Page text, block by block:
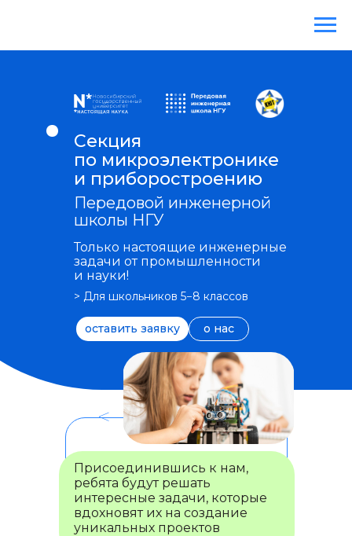
оставить заявку о нас
> Для школьников 5−8 классов
Передовой инженерной
школы НГУ
Секция
по микроэлектронике
и приборостроению
Только настоящие инженерные
задачи от промышленности
и науки!
Присоединившись к нам,
ребята будут решать
интересные задачи, которые
вдохновят их на создание
уникальных проектов
<